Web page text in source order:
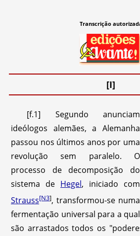
Transcrição
[I]
[f.1] Segundo anunciam
ideólogos alemães, a Alemanha
passou nos últimos anos por uma
revolução sem paralelo. O
processo de decomposição do
sistema de Hegel, iniciado com
Strauss[N3], transformou-se numa
fermentação universal para a qual
são arrastados todos os